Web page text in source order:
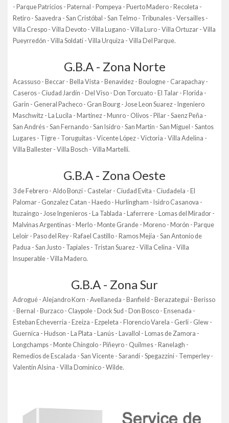
- Parque Patricios - Paternal - Pompeya - Puerto Madero - Recoleta -
Retiro - Saavedra - San Cristóbal - San Telmo - Tribunales - Versailles -
Villa Crespo - Villa Devoto - Villa Lugano - Villa Luro - Villa Ortuzar - Villa
Pueyrredón - Villa Soldati - Villa Urquiza - Villa Del Parque.
G.B.A - Zona Norte
Acassuso - Beccar - Bella Vista - Benavidez - Boulogne - Carapachay -
Caseros - Ciudad Jardín - Del Viso - Don Torcuato - El Talar - Florida -
Garin - General Pacheco - Gran Bourg - Jose Leon Suarez - Ingeniero
Maschwitz - La Lucila - Martinez - Munro - Olivos - Pilar - Saenz Peña -
San Andrés - San Fernando - San Isidro - San Martin - San Miguel - Santos
Lugares - Tigre - Toruguitas - Vicente López - Victoria - Villa Adelina -
Villa Ballester - Villa Bosch - Villa Martelli.
G.B.A - Zona Oeste
3 de Febrero - Aldo Bonzi - Castelar - Ciudad Evita - Ciudadela - El
Palomar - Gonzalez Catan - Haedo - Hurlingham - Isidro Casanova -
Ituzaingo - Jose Ingenieros - La Tablada - Laferrere - Lomas del Mirador -
Malvinas Argentinas - Merlo - Monte Grande - Moreno - Morón - Parque
Leloir - Paso del Rey - Rafael Castillo - Ramos Mejía - San Antonio de
Padua - San Justo - Tapiales - Tristan Suarez - Villa Celina - Villa
Insuperable - Villa Madero.
G.B.A - Zona Sur
Adrogué - Alejandro Korn - Avellaneda - Banfield - Berazategui - Berisso
- Bernal - Burzaco - Claypole - Dock Sud - Don Bosco - Ensenada -
Esteban Echeverria - Ezeiza - Ezpeleta - Florencio Varela - Gerli - Glew -
Guernica - Hudson - La Plata - Lanús - Lavallol - Lomas de Zamora -
Longchamps - Monte Chingolo - Piñeyro - Quilmes - Ranelagh -
Remedios de Escalada - San Vicente - Sarandí - Spegazzini - Temperley -
Valentín Alsina - Villa Dominico - Wilde.